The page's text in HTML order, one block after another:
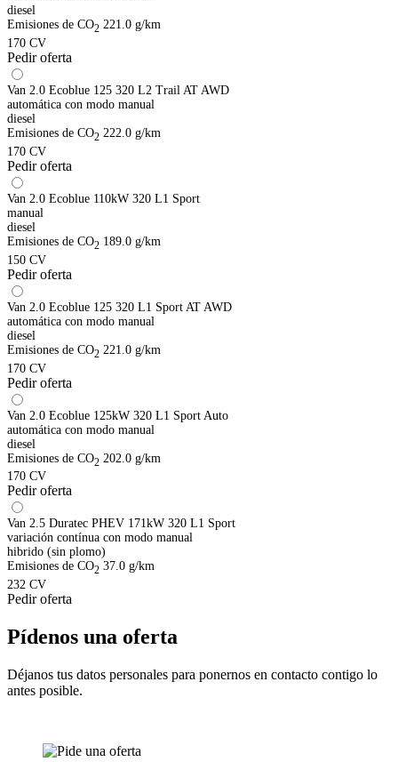
diesel
Emisiones de CO2 221.0 g/km
170 CV
Pedir oferta
Van 2.0 Ecoblue 125 320 L2 Trail AT AWD
automática con modo manual
diesel
Emisiones de CO2 222.0 g/km
170 CV
Pedir oferta
Van 2.0 Ecoblue 110kW 320 L1 Sport
manual
diesel
Emisiones de CO2 189.0 g/km
150 CV
Pedir oferta
Van 2.0 Ecoblue 125 320 L1 Sport AT AWD
automática con modo manual
diesel
Emisiones de CO2 221.0 g/km
170 CV
Pedir oferta
Van 2.0 Ecoblue 125kW 320 L1 Sport Auto
automática con modo manual
diesel
Emisiones de CO2 202.0 g/km
170 CV
Pedir oferta
Van 2.5 Duratec PHEV 171kW 320 L1 Sport
variación contínua con modo manual
hibrido (sin plomo)
Emisiones de CO2 37.0 g/km
232 CV
Pedir oferta
Pídenos una oferta
Déjanos tus datos personales para ponernos en contacto contigo lo
antes posible.